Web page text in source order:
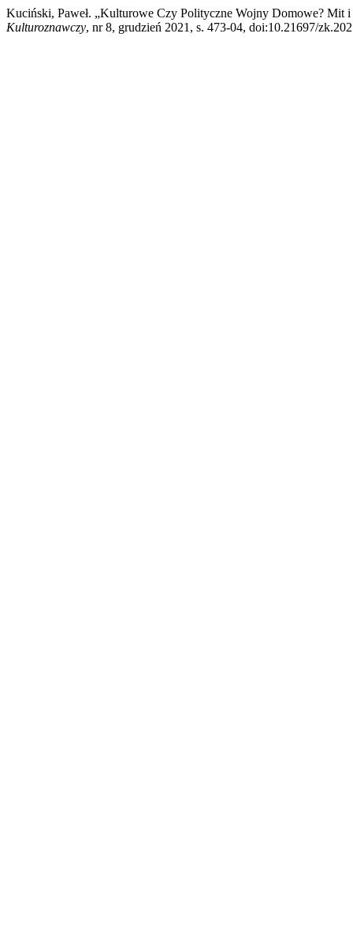
Kuciński, Paweł. „Kulturowe Czy Polityczne Wojny Domowe?
Kulturoznawczy, nr 8, grudzień 2021, s. 473-04, doi:10.21697/